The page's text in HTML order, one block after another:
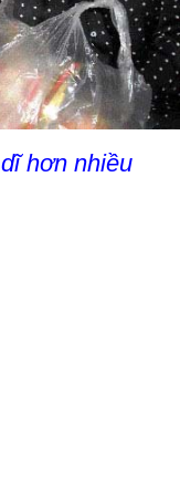
hơn nhiều